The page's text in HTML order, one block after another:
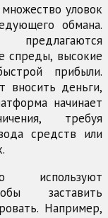
уловок
обмана.
предлагаются
спреды, высокие
прибыли.
вносить деньги,
начинает
требуя
средств или
используют
заставить
Например,